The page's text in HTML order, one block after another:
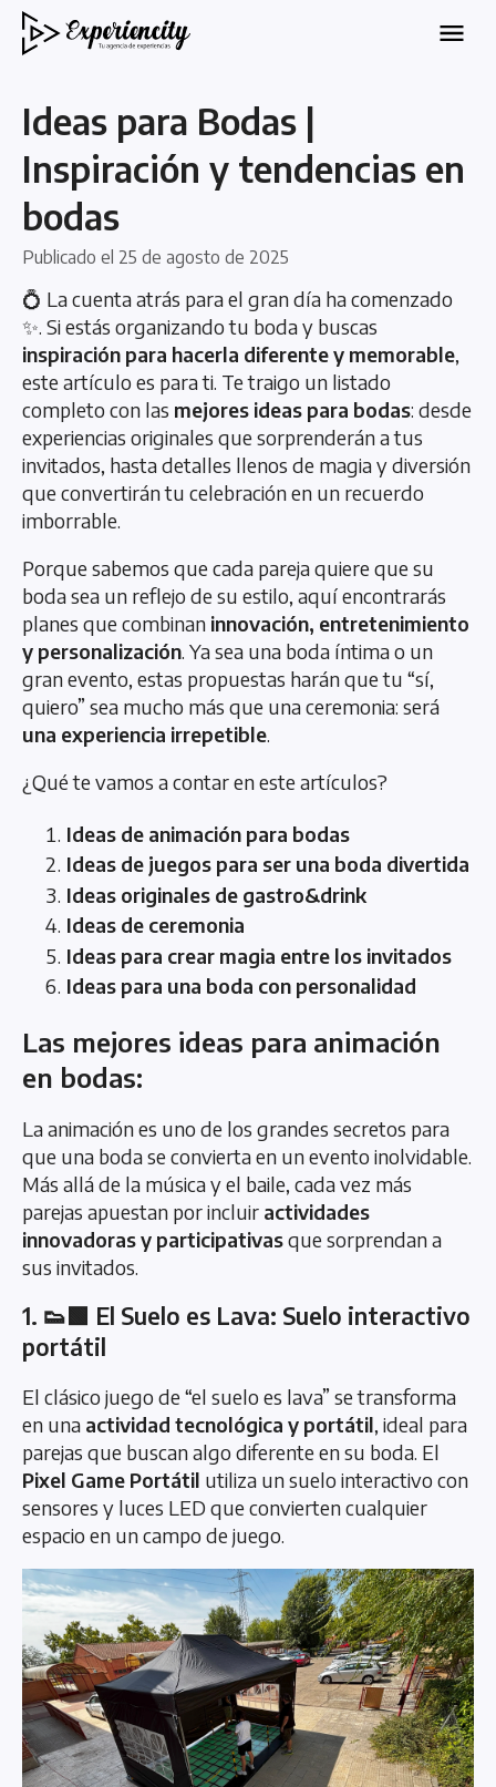
Ideas para Bodas |
Inspiración y tendencias en
bodas
Publicado el 25 de agosto de 2025
💍 La cuenta atrás para el gran día ha comenzado
✨. Si estás organizando tu boda y buscas
inspiración para hacerla diferente y memorable,
este artículo es para ti. Te traigo un listado
completo con las mejores ideas para bodas: desde
experiencias originales que sorprenderán a tus
invitados, hasta detalles llenos de magia y diversión
que convertirán tu celebración en un recuerdo
imborrable.
Porque sabemos que cada pareja quiere que su
boda sea un reflejo de su estilo, aquí encontrarás
planes que combinan innovación, entretenimiento
y personalización. Ya sea una boda íntima o un
gran evento, estas propuestas harán que tu “sí,
quiero” sea mucho más que una ceremonia: será
una experiencia irrepetible.
¿Qué te vamos a contar en este artículos?
Ideas de animación para bodas
Ideas de juegos para ser una boda divertida
Ideas originales de gastro&drink
Ideas de ceremonia
Ideas para crear magia entre los invitados
Ideas para una boda con personalidad
Las mejores ideas para animación
en bodas:
La animación es uno de los grandes secretos para
que una boda se convierta en un evento inolvidable.
Más allá de la música y el baile, cada vez más
parejas apuestan por incluir actividades
innovadoras y participativasque sorprendan a
sus invitados.
1. 👟🟩 El Suelo es Lava: Suelo interactivo
portátil
El clásico juego de “el suelo es lava” se transforma
en una actividad tecnológica y portátil, ideal para
parejas que buscan algo diferente en su boda. El
Pixel Game Portátil utiliza un suelo interactivo con
sensores y luces LED que convierten cualquier
espacio en un campo de juego.